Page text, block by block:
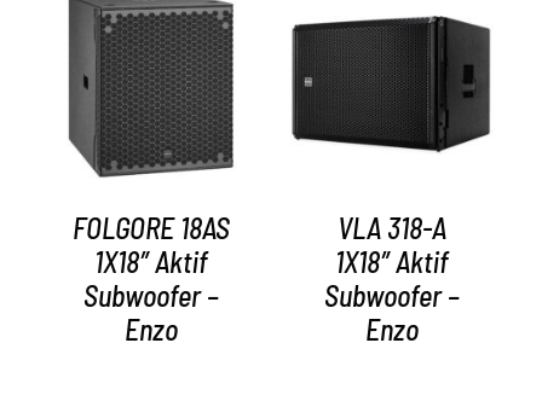
AYRINTILAR
FOLGORE 18AS
1X18″ Aktif
Subwoofer –
Enzo
AYRINTILAR
VLA 318-A
1X18″ Aktif
Subwoofer –
Enzo